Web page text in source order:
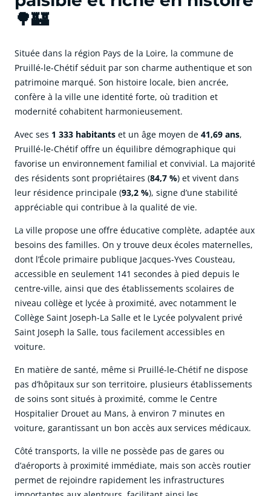
🌳🏰
Située dans la région Pays de la Loire, la commune de
Pruillé-le-Chétif séduit par son charme authentique et son
patrimoine marqué. Son histoire locale, bien ancrée,
confère à la ville une identité forte, où tradition et
modernité cohabitent harmonieusement.
Avec ses 1 333 habitants et un âge moyen de 41,69 ans,
Pruillé-le-Chétif offre un équilibre démographique qui
favorise un environnement familial et convivial. La majorité
des résidents sont propriétaires (84,7 %) et vivent dans
leur résidence principale (93,2 %), signe d’une stabilité
appréciable qui contribue à la qualité de vie.
La ville propose une offre éducative complète, adaptée aux
besoins des familles. On y trouve deux écoles maternelles,
dont l’École primaire publique Jacques-Yves Cousteau,
accessible en seulement 141 secondes à pied depuis le
centre-ville, ainsi que des établissements scolaires de
niveau collège et lycée à proximité, avec notamment le
Collège Saint Joseph-La Salle et le Lycée polyvalent privé
Saint Joseph la Salle, tous facilement accessibles en
voiture.
En matière de santé, même si Pruillé-le-Chétif ne dispose
pas d’hôpitaux sur son territoire, plusieurs établissements
de soins sont situés à proximité, comme le Centre
Hospitalier Drouet au Mans, à environ 7 minutes en
voiture, garantissant un bon accès aux services médicaux.
Côté transports, la ville ne possède pas de gares ou
d’aéroports à proximité immédiate, mais son accès routier
permet de rejoindre rapidement les infrastructures